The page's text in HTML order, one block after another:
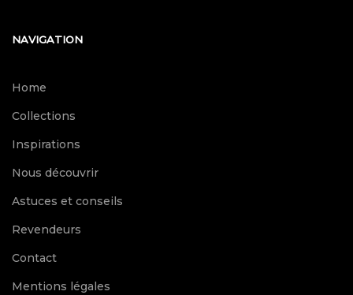
NAVIGATION
Home
Collections
Inspirations
Nous découvrir
Astuces et conseils
Revendeurs
Contact
Mentions légales